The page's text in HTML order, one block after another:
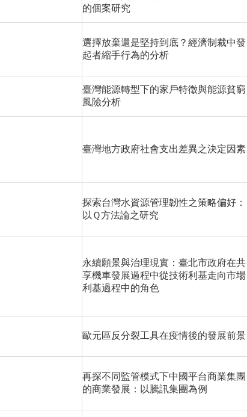
的個案研究
選擇放棄還是堅持到底？經濟制裁中發
起者縮手行為的分析
臺灣能源轉型下的家戶特徵與能源貧窮
風險分析
臺灣地方政府社會支出差異之決定因素
探索台灣水資源管理韌性之策略偏好：
以Ｑ方法論之研究
永續願景與治理現實：臺北市政府在共
享機車發展過程中從技術利基走向市場
利基過程中的角色
歐元區反分裂工具在疫情後的發展前景
再探不同監管模式下中國平台商業集團
的商業發展：以騰訊集團為例